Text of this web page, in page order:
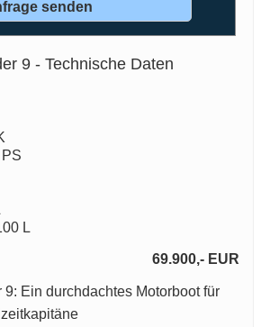
9 - Technische Daten
L
69.900,- EUR
9: Ein durchdachtes Motorboot für